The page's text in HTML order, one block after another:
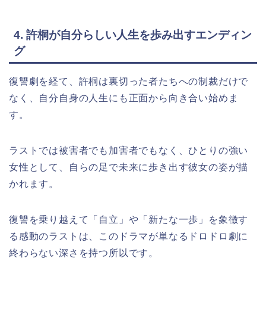
4. 許桐が自分らしい人生を歩み出すエンディン
グ
復讐劇を経て、許桐は裏切った者たちへの制裁だけで
なく、自分自身の人生にも正面から向き合い始めま
す。
ラストでは被害者でも加害者でもなく、ひとりの強い
女性として、自らの足で未来に歩き出す彼女の姿が描
かれます。
復讐を乗り越えて「自立」や「新たな一歩」を象徴す
る感動のラストは、このドラマが単なるドロドロ劇に
終わらない深さを持つ所以です。